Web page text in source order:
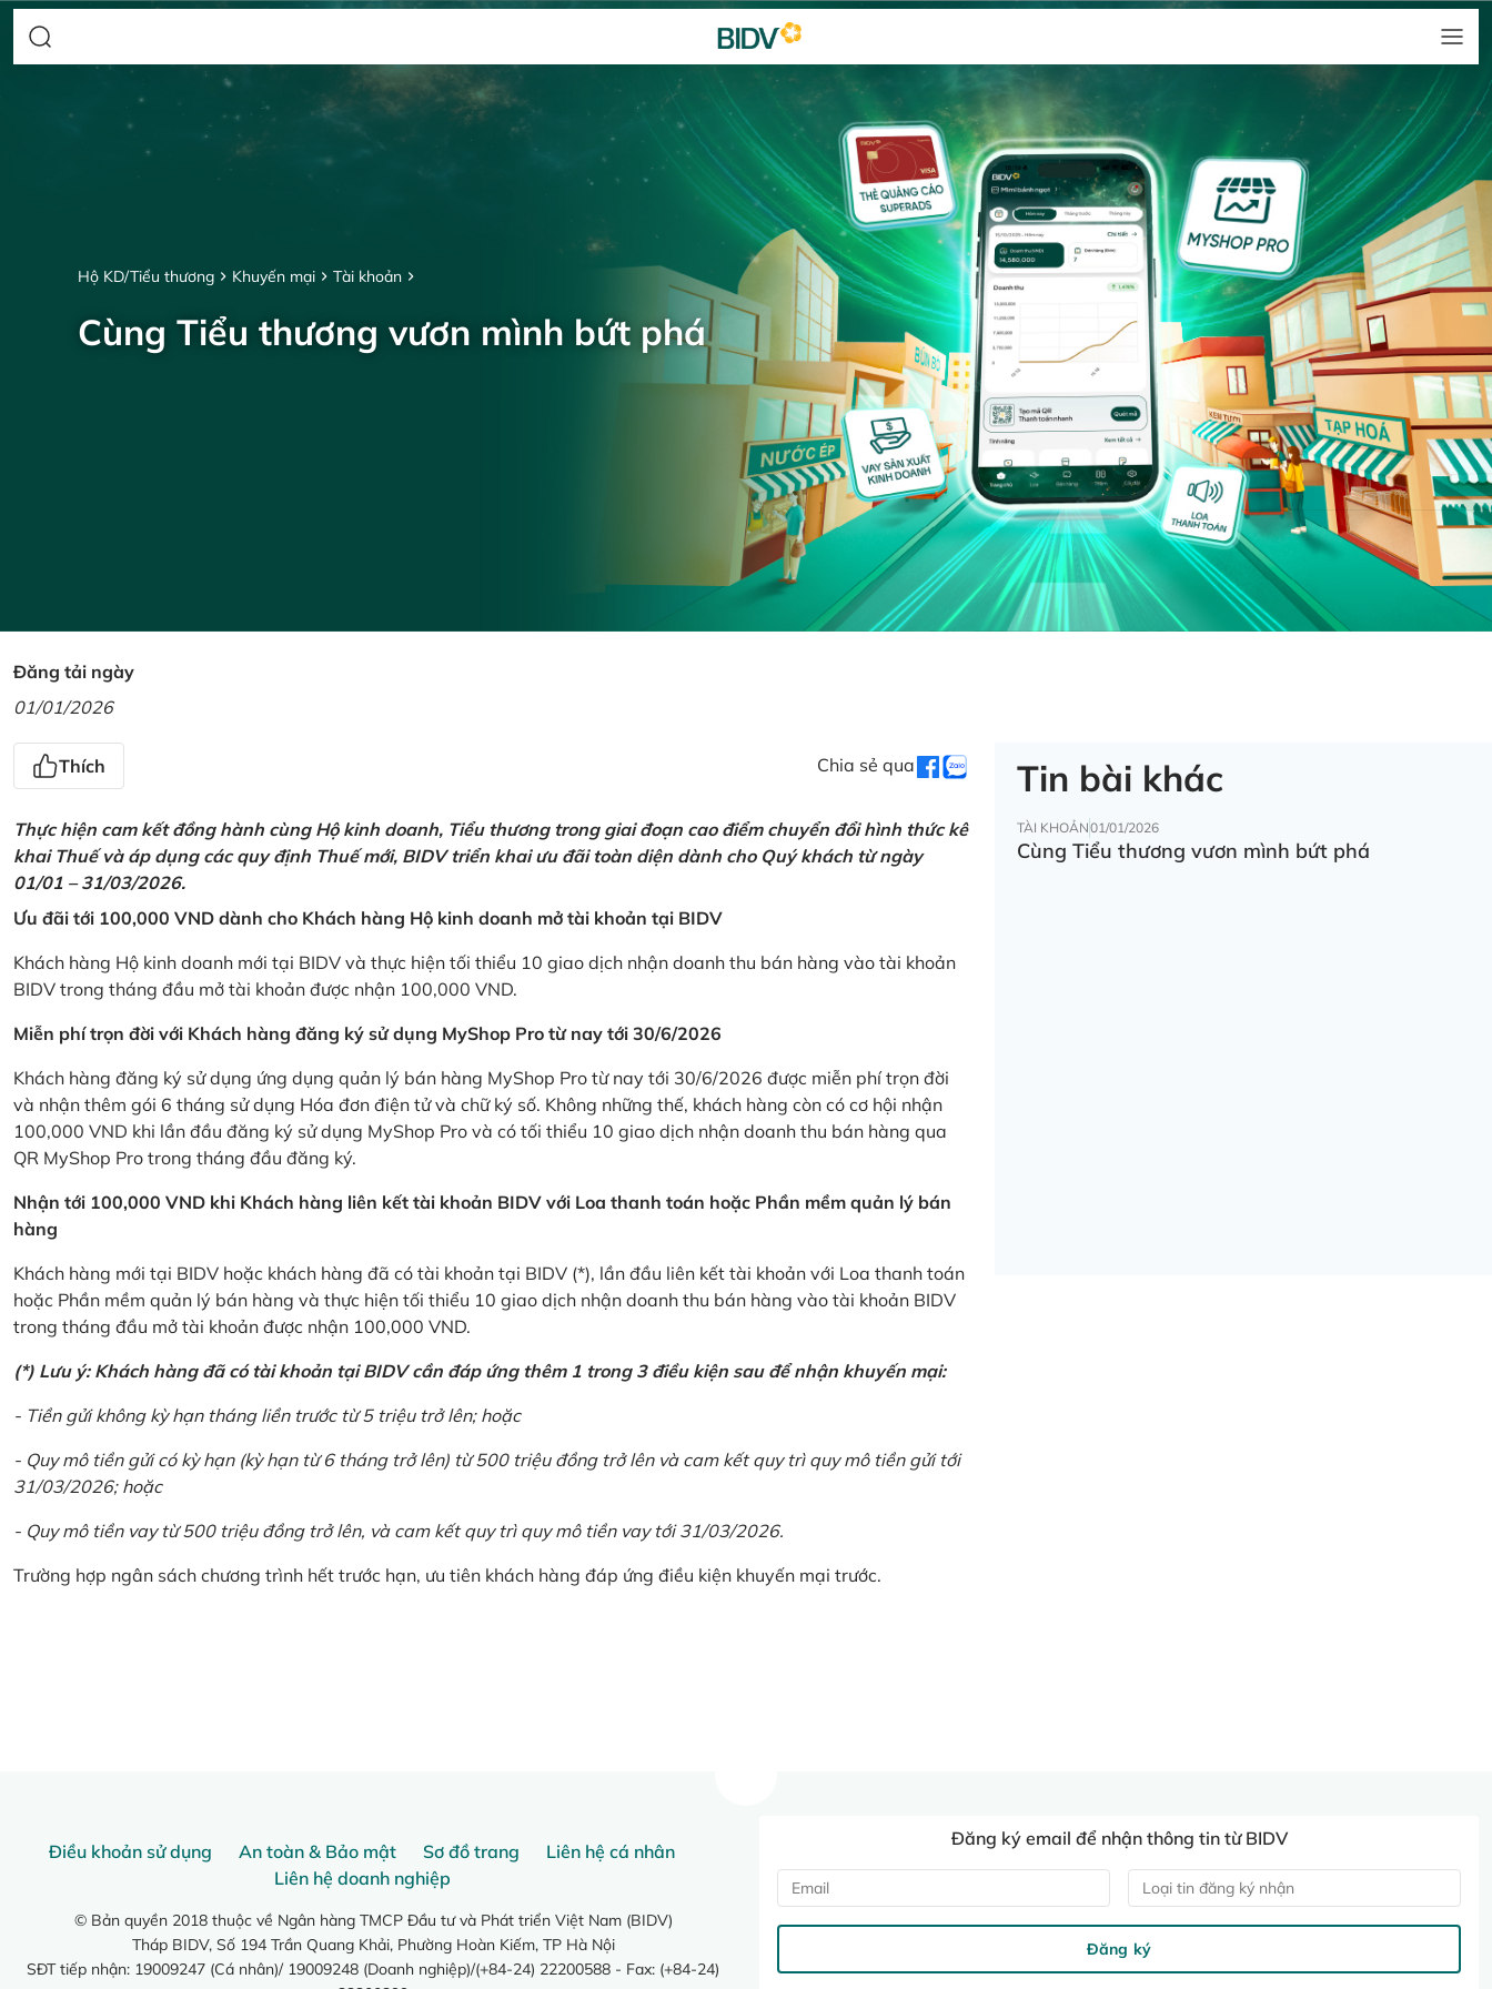
Hộ KD/Tiểu thương Khuyến mại Tài khoản
Cùng Tiểu thương vươn mình bứt phá
Đăng tải ngày
01/01/2026
Thích Chia sẻ qua
Thực hiện cam kết đồng hành cùng Hộ kinh doanh, Tiểu thương trong giai đoạn cao điểm chuyển đổi hình thức kê
khai Thuế và áp dụng các quy định Thuế mới, BIDV triển khai ưu đãi toàn diện dành cho Quý khách từ ngày
01/01 – 31/03/2026.
Ưu đãi tới 100,000 VND dành cho Khách hàng Hộ kinh doanh mở tài khoản tại BIDV
Khách hàng Hộ kinh doanh mới tại BIDV và thực hiện tối thiểu 10 giao dịch nhận doanh thu bán hàng vào tài khoản
BIDV trong tháng đầu mở tài khoản được nhận 100,000 VND.
Miễn phí trọn đời với Khách hàng đăng ký sử dụng MyShop Pro từ nay tới 30/6/2026
Khách hàng đăng ký sử dụng ứng dụng quản lý bán hàng MyShop Pro từ nay tới 30/6/2026 được miễn phí trọn đời
và nhận thêm gói 6 tháng sử dụng Hóa đơn điện tử và chữ ký số. Không những thế, khách hàng còn có cơ hội nhận
100,000 VND khi lần đầu đăng ký sử dụng MyShop Pro và có tối thiểu 10 giao dịch nhận doanh thu bán hàng qua
QR MyShop Pro trong tháng đầu đăng ký.
Nhận tới 100,000 VND khi Khách hàng liên kết tài khoản BIDV với Loa thanh toán hoặc Phần mềm quản lý bán
hàng
Khách hàng mới tại BIDV hoặc khách hàng đã có tài khoản tại BIDV (*), lần đầu liên kết tài khoản với Loa thanh toán
hoặc Phần mềm quản lý bán hàng và thực hiện tối thiểu 10 giao dịch nhận doanh thu bán hàng vào tài khoản BIDV
trong tháng đầu mở tài khoản được nhận 100,000 VND.
(*) Lưu ý: Khách hàng đã có tài khoản tại BIDV cần đáp ứng thêm 1 trong 3 điều kiện sau để nhận khuyến mại:
- Tiền gửi không kỳ hạn tháng liền trước từ 5 triệu trở lên; hoặc
- Quy mô tiền gửi có kỳ hạn (kỳ hạn từ 6 tháng trở lên) từ 500 triệu đồng trở lên và cam kết quy trì quy mô tiền gửi tới
31/03/2026; hoặc
- Quy mô tiền vay từ 500 triệu đồng trở lên, và cam kết quy trì quy mô tiền vay tới 31/03/2026.
Trường hợp ngân sách chương trình hết trước hạn, ưu tiên khách hàng đáp ứng điều kiện khuyến mại trước.
Tin bài khác
TÀI KHOẢN01/01/2026
Cùng Tiểu thương vươn mình bứt phá
Điều khoản sử dụng An toàn & Bảo mật Sơ đồ trang
Liên hệ cá nhân
Liên hệ doanh nghiệp
© Bản quyền 2018 thuộc về Ngân hàng TMCP Đầu tư và Phát triển Việt Nam (BIDV)
Tháp BIDV, Số 194 Trần Quang Khải, Phường Hoàn Kiếm, TP Hà Nội
SĐT tiếp nhận: 19009247 (Cá nhân)/ 19009248 (Doanh nghiệp)/(+84-24) 22200588 - Fax: (+84-24)
Đăng ký email để nhận thông tin từ BIDV
Loại tin đăng ký nhận
Đăng ký